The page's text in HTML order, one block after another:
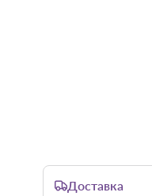
Доставка